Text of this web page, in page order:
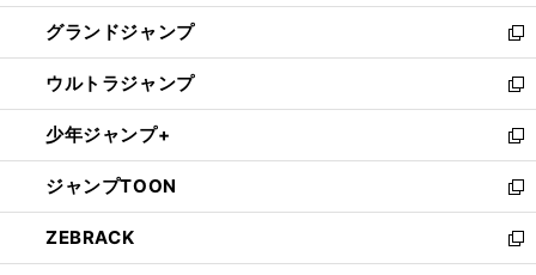
ウ
で
開
く
ン
ド
ウ
で
開
く
ウ
ィ
ン
ド
ウ
で
開
く
し
い
ウ
ィ
ン
ド
ウ
で
開
く
グランドジャンプ
新
し
い
ウ
ィ
ン
ド
ウ
で
開
ウルトラジャンプ
新
し
い
ウ
ィ
ン
ド
ウ
少年ジャンプ+
新
し
い
ウ
ィ
ン
ジャンプTOON
新
し
い
ウ
ZEBRACK
新
し